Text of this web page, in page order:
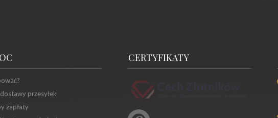
przesyłek
zapłaty
CERTYFIKATY